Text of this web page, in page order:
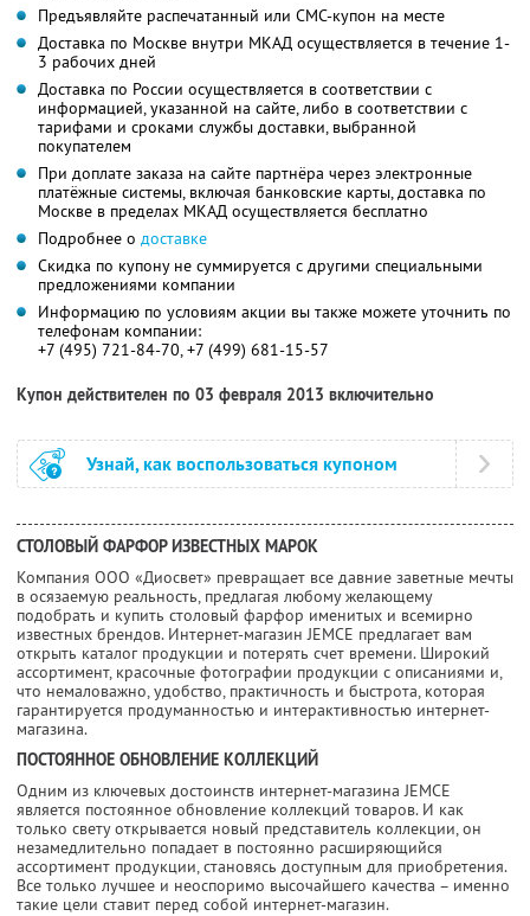
Предъявляйте распечатанный или СМС-купон на месте
Доставка по Москве внутри МКАД осуществляется в течение 1-
3 рабочих дней
Доставка по России осуществляется в соответствии с
информацией, указанной на сайте, либо в соответствии с
тарифами и сроками службы доставки, выбранной
покупателем
При доплате заказа на сайте партнёра через электронные
платёжные системы, включая банковские карты, доставка по
Москве в пределах МКАД осуществляется бесплатно
Подробнее о доставке
Скидка по купону не суммируется с другими специальными
предложениями компании
Информацию по условиям акции вы также можете уточнить по
телефонам компании:
+7 (495) 721-84-70, +7 (499) 681-15-57
Купон действителен по 03 февраля 2013 включительно
Узнай, как воспользоваться купоном
СТОЛОВЫЙ ФАРФОР ИЗВЕСТНЫХ МАРОК
Компания ООО «Диосвет» превращает все давние заветные мечты
в осязаемую реальность, предлагая любому желающему
подобрать и купить столовый фарфор именитых и всемирно
известных брендов. Интернет-магазин JEMCE предлагает вам
открыть каталог продукции и потерять счет времени. Широкий
ассортимент, красочные фотографии продукции с описаниями и,
что немаловажно, удобство, практичность и быстрота, которая
гарантируется продуманностью и интерактивностью интернет-
магазина.
ПОСТОЯННОЕ ОБНОВЛЕНИЕ КОЛЛЕКЦИЙ
Одним из ключевых достоинств интернет-магазина JEMCE
является постоянное обновление коллекций товаров. И как
только свету открывается новый представитель коллекции, он
незамедлительно попадает в постоянно расширяющийся
ассортимент продукции, становясь доступным для приобретения.
Все только лучшее и неоспоримо высочайшего качества – именно
такие цели ставит перед собой интернет-магазин.